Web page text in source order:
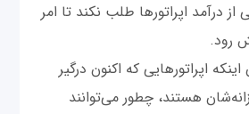
درآمد اپراتورها طلب نکند تا امر
رود.
اپراتورهایی که اکنون درگیر
هستند، چطور می‌توانند